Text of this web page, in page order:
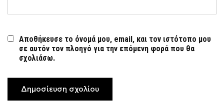
Αποθήκευσε το όνομά μου, email, και τον ιστότοπο μου
σε αυτόν τον πλοηγό για την επόμενη φορά που θα
σχολιάσω.